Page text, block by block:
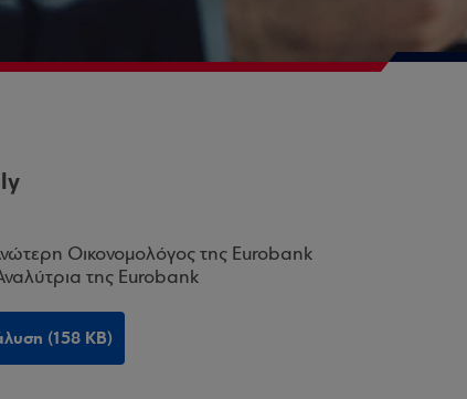
Οικονομολόγος της Eurobank
της Eurobank
(158 KB)